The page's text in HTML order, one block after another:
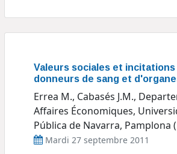
Valeurs sociales et incitations
donneurs de sang et
Errea M., Cabasés J.M.,
Affaires Économiques,
Pública de Navarra, Pamplona
Mardi 27 septembre 2011